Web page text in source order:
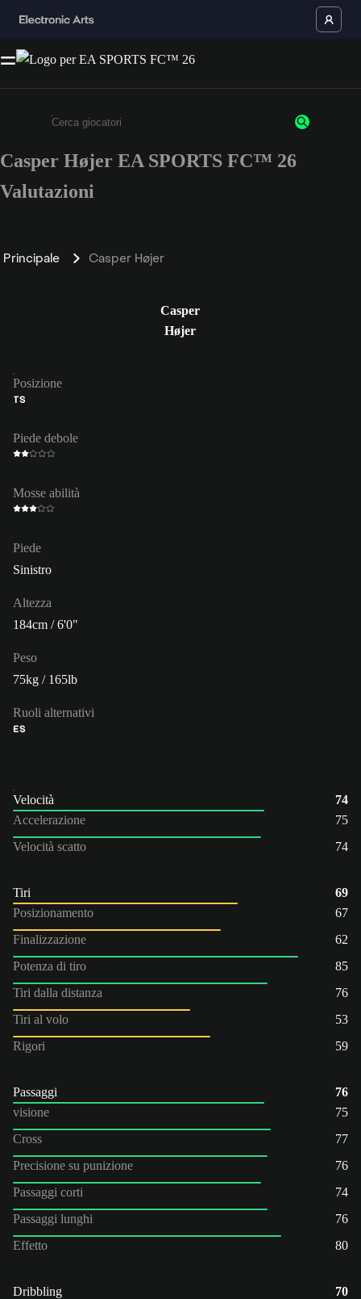
Inserisci un minimo di 3 caratteri o numeri.
Casper Højer EA SPORTS FC™ 26
Valutazioni
Principale Casper Højer
Casper
Højer
Posizione
TS
Piede debole
Mosse abilità
Piede
Sinistro
Altezza
184cm / 6'0"
Peso
75kg / 165lb
Ruoli alternativi
ES
Velocità
74
Accelerazione
75
Velocità scatto
74
Tiri
69
Posizionamento
67
Finalizzazione
62
Potenza di tiro
85
Tiri dalla distanza
76
Tiri al volo
53
Rigori
59
Passaggi
76
visione
75
Cross
77
Precisione su punizione
76
Passaggi corti
74
Passaggi lunghi
76
Effetto
80
Dribbling
70